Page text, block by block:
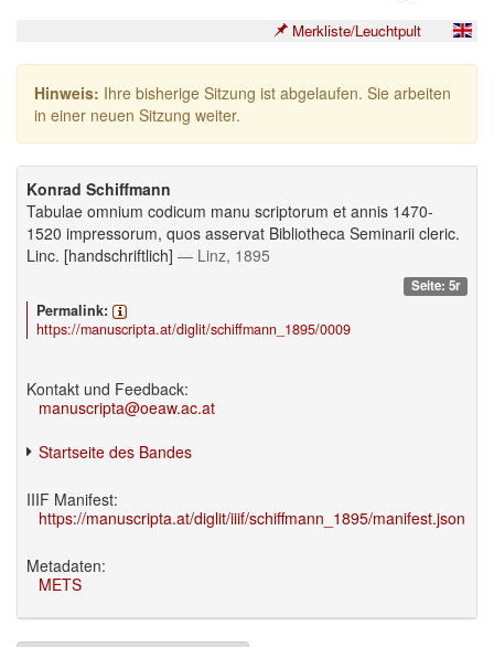
Merkliste/Leuchtpult
Hinweis: Ihre bisherige Sitzung ist abgelaufen. Sie arbeiten
in einer neuen Sitzung weiter.
Konrad Schiffmann
Tabulae omnium codicum manu scriptorum et annis 1470-
1520 impressorum, quos asservat Bibliotheca Seminarii cleric.
Linc. [handschriftlich] — Linz, 1895
Seite: 5r
Permalink:
https://manuscripta.at/diglit/schiffmann_1895/0009
Kontakt und Feedback:
manuscripta@oeaw.ac.at
Startseite des Bandes
IIIF Manifest:
https://manuscripta.at/diglit/iiif/schiffmann_1895/manifest.json
Metadaten:
METS